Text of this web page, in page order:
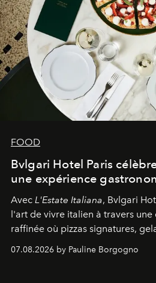
FOOD
Bvlgari Hotel Paris
une expérience
Avec L'Estate Italiana, Bvlgari
l'art de vivre italien à travers
raffinée où pizzas signatures,
d'exception composent un
07.08.2026 by Pauline Borgogno